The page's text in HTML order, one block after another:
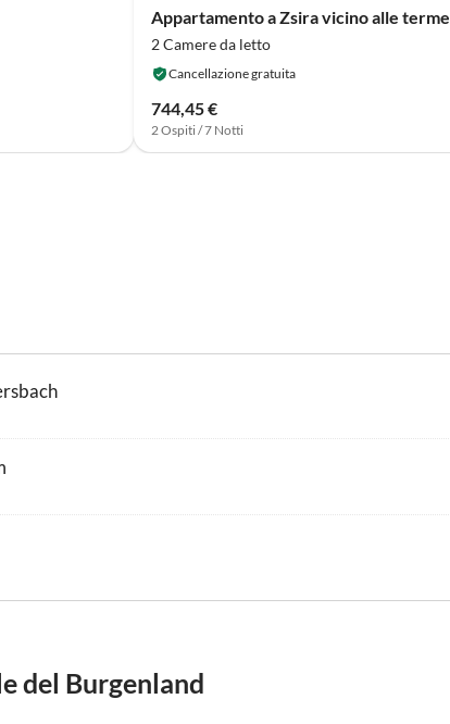
Appartamento a Zsira vicino alle terme
2 Camere da letto
Cancellazione gratuita
744,45 €
2 Ospiti / 7 Notti
del Burgenland